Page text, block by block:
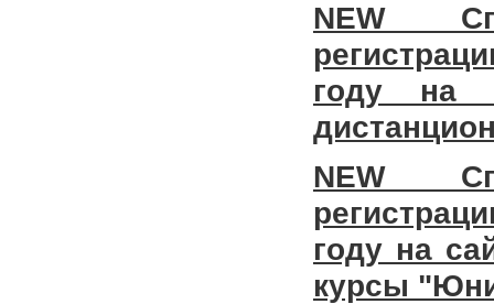
NEW
году на
NEW
году на
курсы